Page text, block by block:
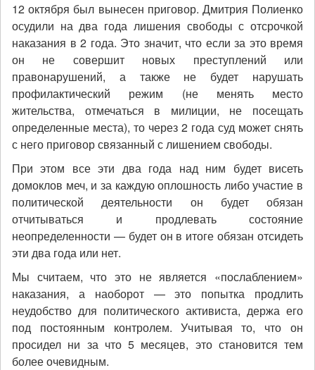
12 октября был вынесен приговор. Дмитрия Полиенко
осудили на два года лишения свободы с отсрочкой
наказания в 2 года. Это значит, что если за это время
он не совершит новых преступлений или
правонарушений, а также не будет нарушать
профилактический режим (не менять место
жительства, отмечаться в милиции, не посещать
определенные места), то через 2 года суд может снять
с него приговор связанный с лишением свободы.
При этом все эти два года над ним будет висеть
домоклов меч, и за каждую оплошность либо участие в
политической деятельности он будет обязан
отчитываться и продлевать состояние
неопределенности — будет он в итоге обязан отсидеть
эти два года или нет.
Мы считаем, что это не является «послаблением»
наказания, а наоборот — это попытка продлить
неудобство для политического активиста, держа его
под постоянным контролем. Учитывая то, что он
просидел ни за что 5 месяцев, это становится тем
более очевидным.